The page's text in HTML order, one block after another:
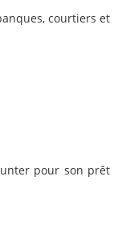
courtiers et
pour son prêt